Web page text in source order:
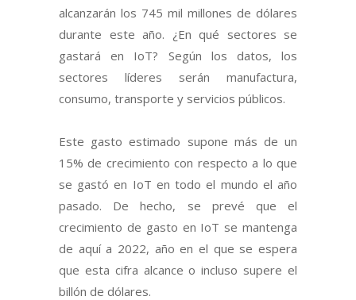
alcanzarán los 745 mil millones de dólares
durante este año. ¿En qué sectores se
gastará en IoT? Según los datos, los
sectores líderes serán manufactura,
consumo, transporte y servicios públicos.
Este gasto estimado supone más de un
15% de crecimiento con respecto a lo que
se gastó en IoT en todo el mundo el año
pasado. De hecho, se prevé que el
crecimiento de gasto en IoT se mantenga
de aquí a 2022, año en el que se espera
que esta cifra alcance o incluso supere el
billón de dólares.